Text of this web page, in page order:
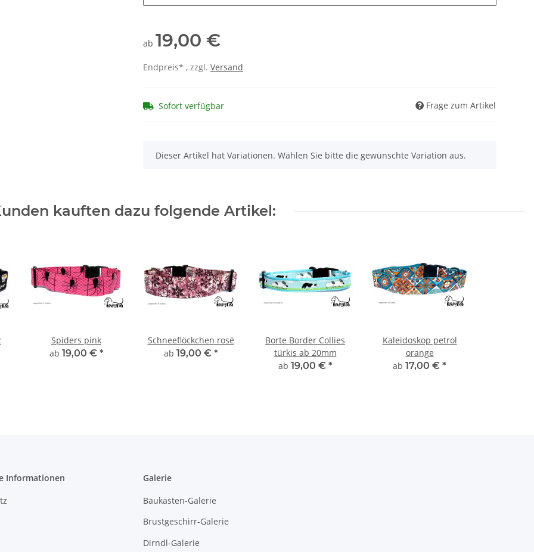
ab 19,00 €
Endpreis* , zzgl. Versand
Sofort verfügbar Frage zum Artikel
x
Dieser Artikel hat Variationen. Wählen Sie bitte die gewünschte Variation aus.
kauften dazu folgende Artikel:
Spiders pink
ab 19,00 € *
Schneeflöckchen rosé
ab 19,00 € *
Borte Border Collies
türkis ab 20mm
ab 19,00 € *
Kaleidoskop petrol
orange
ab 17,00 € *
Informationen Galerie
Baukasten-Galerie
Brustgeschirr-Galerie
Dirndl-Galerie